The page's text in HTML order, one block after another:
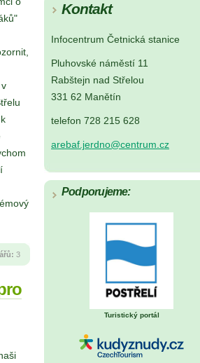
Kontakt
Infocentrum Četnická stanice
Pluhovské náměstí 11
Rabštejn nad Střelou
331 62 Manětín
telefon 728 215 628
arebaf.jerdno@centrum.cz
Podporujeme:
Turistický portál
3